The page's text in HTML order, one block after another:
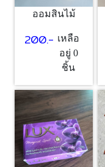
ออมสินไม้
200.- เหลือ
อยู่ 0
ชิ้น